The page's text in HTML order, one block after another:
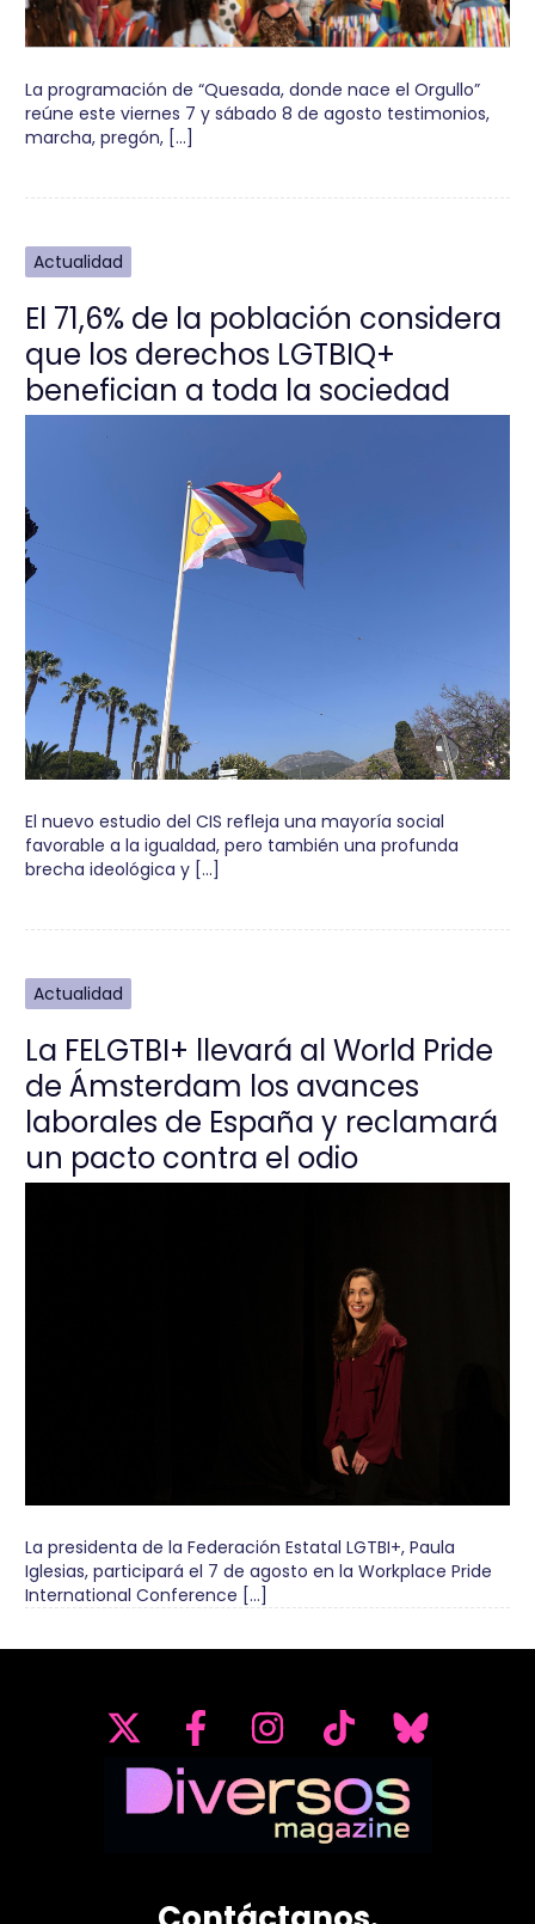
La programación de “Quesada, donde nace el Orgullo”
reúne este viernes 7 y sábado 8 de agosto testimonios,
marcha, pregón, […]
Actualidad
El 71,6% de la población considera
que los derechos LGTBIQ+
benefician a toda la sociedad
El nuevo estudio del CIS refleja una mayoría social
favorable a la igualdad, pero también una profunda
brecha ideológica y […]
Actualidad
La FELGTBI+ llevará al World Pride
de Ámsterdam los avances
laborales de España y reclamará
un pacto contra el odio
La presidenta de la Federación Estatal LGTBI+, Paula
Iglesias, participará el 7 de agosto en la Workplace Pride
International Conference […]